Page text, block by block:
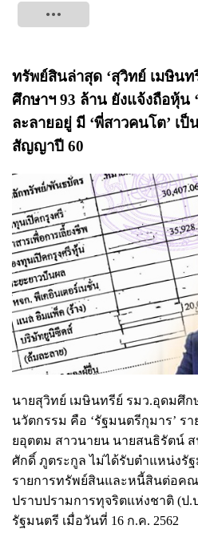
ทรัพย์สินล่าสุด ‘สุวิทย์ เมษินท
ศึกษาฯ 93 ล้าน ยังแจ้งถือหุ้น
ละลายอยู่ มี ‘พี่สาวคนโต’ เ
สัญญาปี 60
นายสุวิทย์ เมษินทรีย์ รมว.อุดมศึก
นวัตกรรม คือ ‘รัฐมนตรีกุมาร’ ร
ยอุตตม สาวนายน นายสนธิรัตน์
ศักดิ์ ภูตระกูล ไม่ได้รับตำแหน่งรั
รายการทรัพย์สินและหนี้สินต่อค
ปราบปรามการทุจริตแห่งชาติ (ป
รัฐมนตรี เมื่อวันที่ 16 ก.ค. 2562